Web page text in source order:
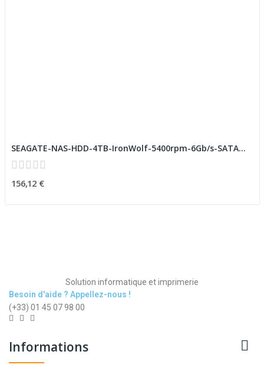
SEAGATE-NAS-HDD-4TB-IronWolf-5400rpm-6Gb/s-SATA...
156,12 €
Solution informatique et imprimerie
Besoin d'aide ? Appellez-nous !
(+33) 01 45 07 98 00
Informations 